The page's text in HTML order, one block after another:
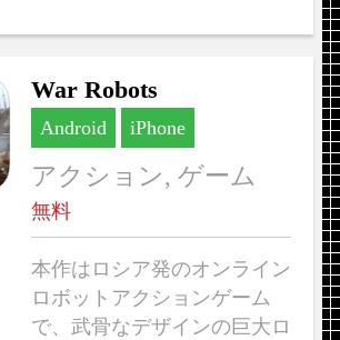
War Robots
Android iPhone
アクション, ゲーム
無料
本作はロシア発のオンライン
ロボットアクションゲーム
で、武骨なデザインの巨大ロ